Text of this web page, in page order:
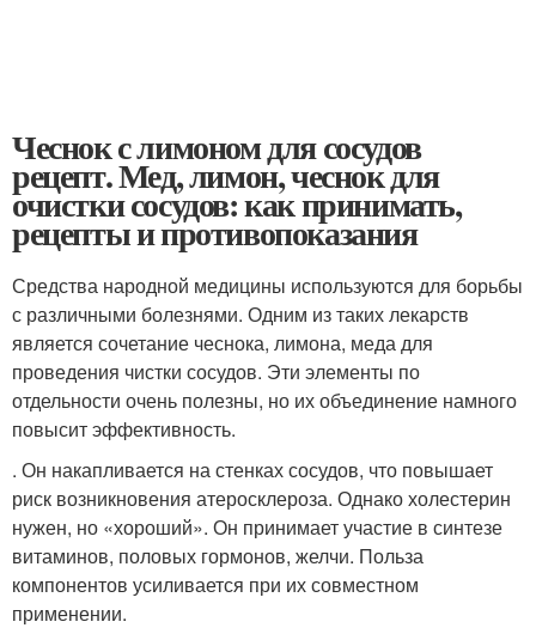
Чеснок с лимоном для сосудов
рецепт. Мед, лимон, чеснок для
очистки сосудов: как принимать,
рецепты и противопоказания
Средства народной медицины используются для борьбы
с различными болезнями. Одним из таких лекарств
является сочетание чеснока, лимона, меда для
проведения чистки сосудов. Эти элементы по
отдельности очень полезны, но их объединение намного
повысит эффективность.
. Он накапливается на стенках сосудов, что повышает
риск возникновения атеросклероза. Однако холестерин
нужен, но «хороший». Он принимает участие в синтезе
витаминов, половых гормонов, желчи. Польза
компонентов усиливается при их совместном
применении.